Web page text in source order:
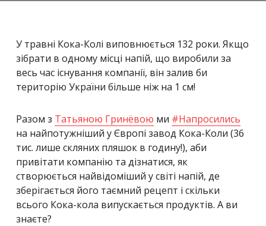
У травні Кока-Колі виповнюється 132 роки. Якщо
зібрати в одному місці напій, що виробили за
весь час існування компанії, він залив би
територію України більше ніж на 1 см!
Разом з Татьяною Гринёвою ми #Напросились
на найпотужніший у Європі завод Кока-Коли (36
тис. лише скляних пляшок в годину!), аби
привітати компанію та дізнатися, як
створюється найвідоміший у світі напій, де
зберігається його таємний рецепт і скільки
всього Кока-кола випускається продуктів. А ви
знаєте?